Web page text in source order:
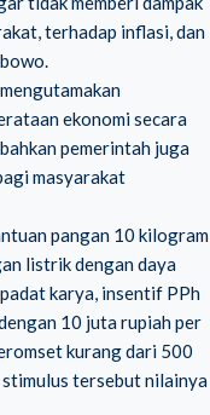
terhadap inflasi, dan
ekonomi secara
pemerintah juga
masyarakat
pangan 10 kilogram
listrik dengan daya
karya, insentif PPh
10 juta rupiah per
kurang dari 500
tersebut nilainya